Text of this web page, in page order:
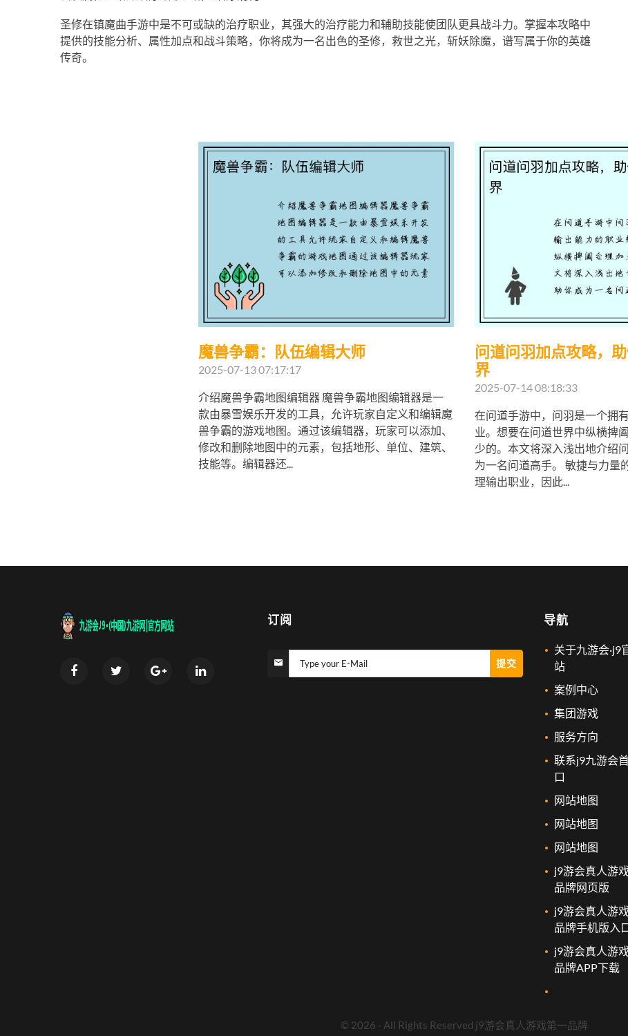
圣修在镇魔曲手游中是不可或缺的治疗职业，其强大的治疗能力和辅助技能使团队更具战斗力。掌握本攻略中
提供的技能分析、属性加点和战斗策略，你将成为一名出色的圣修，救世之光，斩妖除魔，谱写属于你的英雄
传奇。
魔兽争霸：队伍编辑大师
2025-07-13 07:17:17
介绍魔兽争霸地图编辑器 魔兽争霸地图编辑器是一
款由暴雪娱乐开发的工具，允许玩家自定义和编辑魔
兽争霸的游戏地图。通过该编辑器，玩家可以添加、
修改和删除地图中的元素，包括地形、单位、建筑、
技能等。编辑器还...
问道问羽加点攻略，
界
2025-07-14 08:18:33
在问道手游中，问羽是一个拥
业。想要在问道世界中纵横捭
少的。本文将深入浅出地介绍
为一名问道高手。 敏捷与力量
理输出职业，因此...
导航
关于九游会·j9
站
案例中心
集团游戏
服务方向
联系j9九游会
口
网站地图
网站地图
网站地图
j9游会真人游
品牌网页版
j9游会真人游
品牌手机版入
j9游会真人游
品牌APP下载
订阅
Type your E-Mail 提交
© 2026 - All Rights Reserved j9游会真人游戏第一品牌